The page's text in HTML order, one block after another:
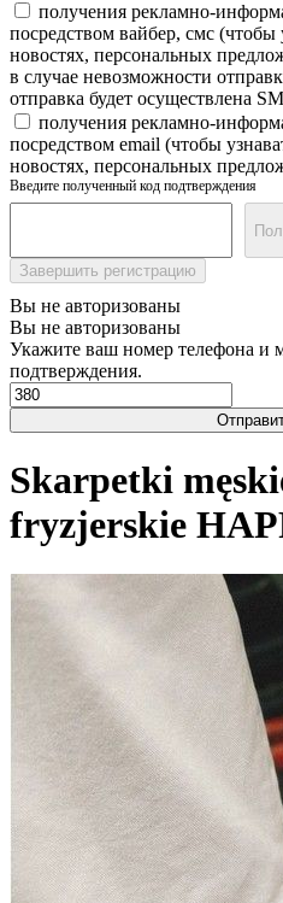
получения рекламно-
посредством вайбер, смс (чтобы
новостях, персональных
в случае невозможности
отправка будет осуществлена
получения рекламно-
посредством email (чтобы
новостях, персональных
Введите полученный код подтверждения
Завершить регистрацию
Вы не авторизованы
Вы не авторизованы
Укажите ваш номер телефона и
подтверждения.
Skarpetki
fryzjerskie